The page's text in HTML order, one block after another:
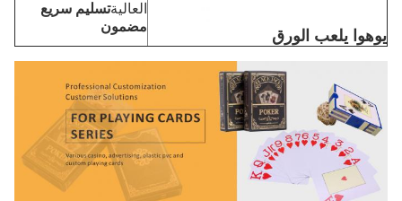
يوهوا يلعب الورق
العاليةتسليم سريع
مضمون